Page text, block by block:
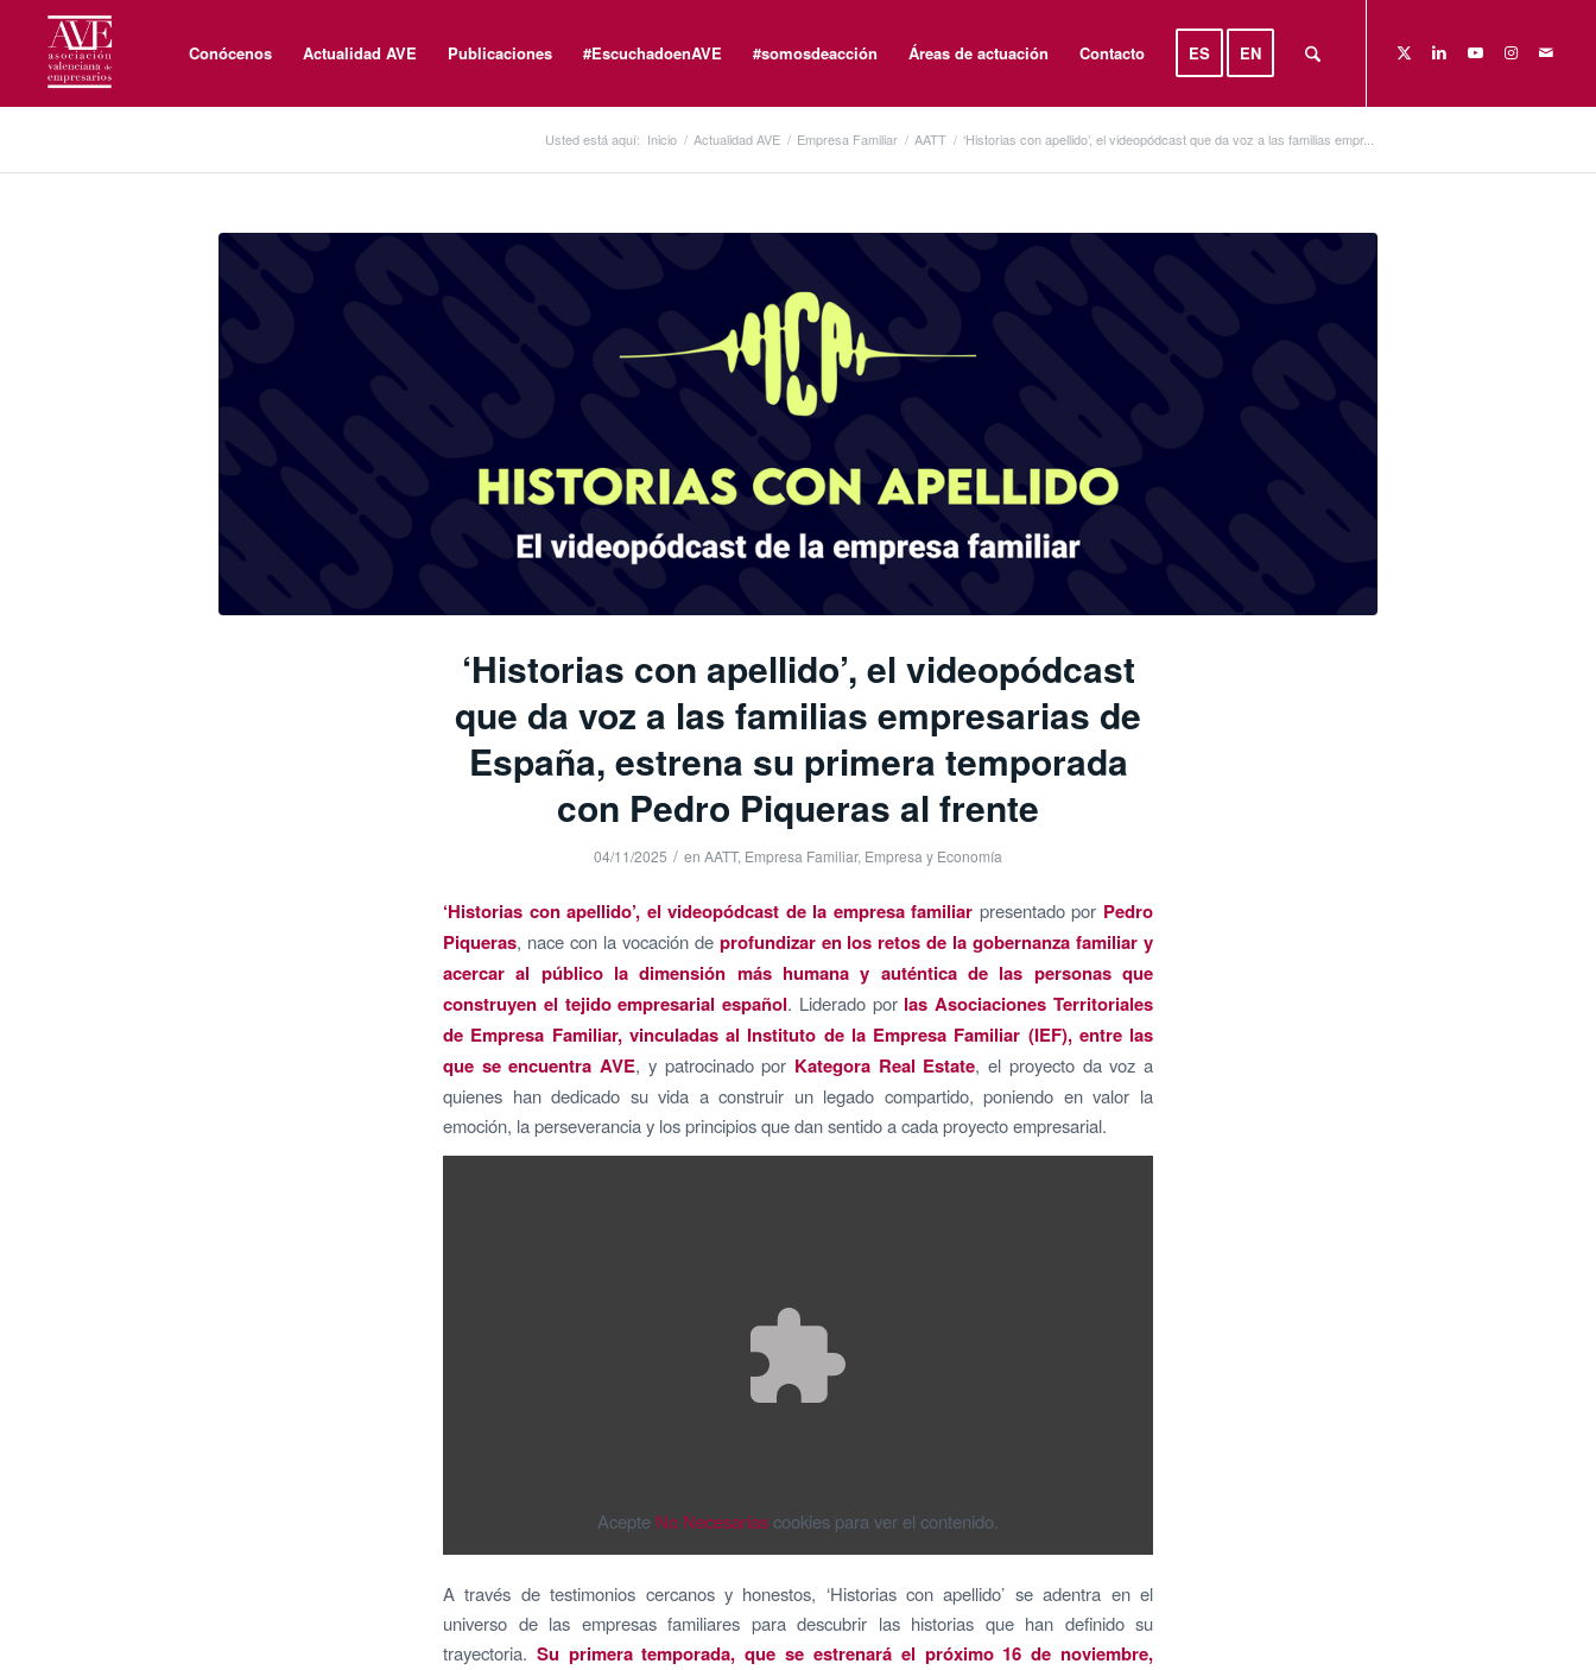
Conócenos Actualidad AVE Publicaciones #EscuchadoenAVE #somosdeacción Áreas de actuación Contacto ES EN
Usted está aquí: Inicio / Actualidad AVE / Empresa Familiar / AATT / ‘Historias con apellido’, el videopódcast que da voz a las familias empr...
‘Historias con apellido’, el videopódcast
que da voz a las familias empresarias de
España, estrena su primera temporada
con Pedro Piqueras al frente
04/11/2025 / en AATT, Empresa Familiar, Empresa y Economía
‘Historias con apellido’, el videopódcast de la empresa familiar presentado por Pedro
Piqueras, nace con la vocación deprofundizar en los retos de la gobernanza familiar y
acercar al público la dimensión más humana y auténtica de las personas que
construyen el tejido empresarial español. Liderado por lasAsociaciones Territoriales
de Empresa Familiar, vinculadas al Instituto de la Empresa Familiar (IEF), entre las
que se encuentra AVE, y patrocinado por Kategora Real Estate, el proyecto da voz a
quienes han dedicado su vida a construir un legado compartido, poniendo en valor la
emoción, la perseverancia y los principios que dan sentido a cada proyecto empresarial.
Acepte No Necesariascookies para ver el contenido.
A través de testimonios cercanos y honestos, ‘Historias con apellido’ se adentra en el
universo de las empresas familiares para descubrir las historias que han definido su
trayectoria. Su primera temporada, que se estrenará el próximo 16 de noviembre,